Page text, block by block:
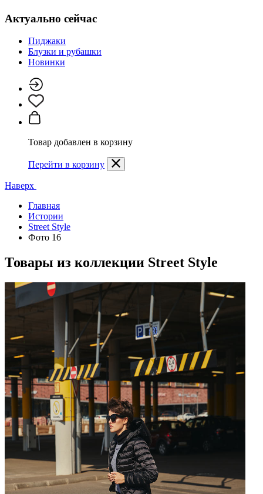
Актуально сейчас
Пиджаки
Блузки и рубашки
Новинки
Товар добавлен в корзину
Перейти в корзину
Наверх
Главная
Истории
Street Style
Фото 16
Товары из коллекции Street Style